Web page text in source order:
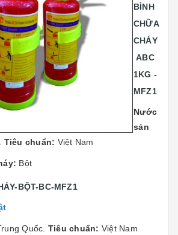
BÌNH
CHỮA
CHÁY
ABC
1KG -
MFZ1
Nước
sản
Tiêu chuẩn: Việt Nam
Bột
BỘT-BC-MFZ1
Quốc. Tiêu chuẩn: Việt Nam